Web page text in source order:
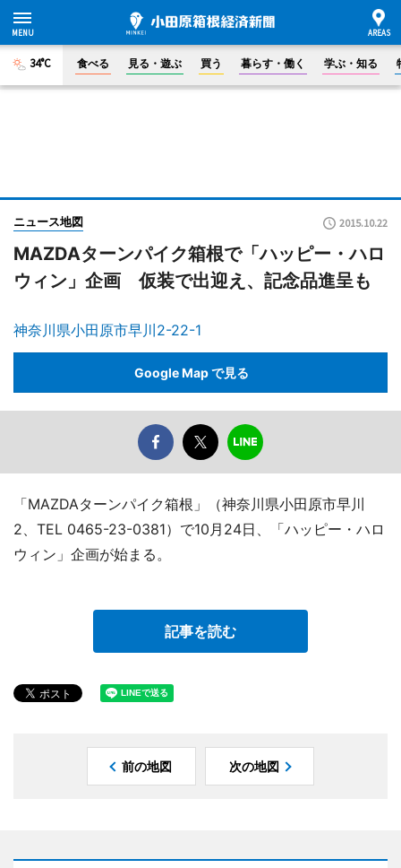
34°C 食べる 見る・遊ぶ 買う 暮らす・働く 学ぶ・知る
ニュース地図 2015.10.22
MAZDAターンパイク箱根で「ハッピー・ハロ
ウィン」企画 仮装で出迎え、記念品進呈も
神奈川県小田原市早川2-22-1
Google Map で見る
「MAZDAターンパイク箱根」（神奈川県小田原市早川
2、TEL 0465-23-0381）で10月24日、「ハッピー・ハロ
ウィン」企画が始まる。
記事を読む
前の地図 次の地図